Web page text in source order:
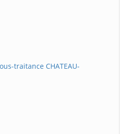
traitance CHATEAU-